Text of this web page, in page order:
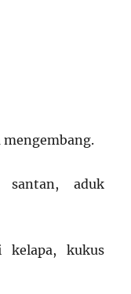
santan, aduk
kelapa, kukus